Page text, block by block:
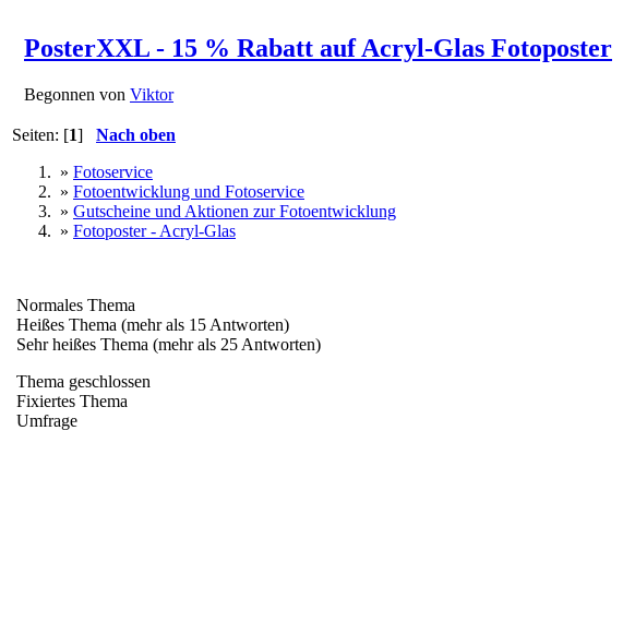
PosterXXL - 15 % Rabatt auf Acryl-Glas Fotoposter
Begonnen von Viktor
Seiten: [1] Nach oben
» Fotoservice
» Fotoentwicklung und Fotoservice
» Gutscheine und Aktionen zur Fotoentwicklung
» Fotoposter - Acryl-Glas
Normales Thema
Heißes Thema (mehr als 15 Antworten)
Sehr heißes Thema (mehr als 25 Antworten)
Thema geschlossen
Fixiertes Thema
Umfrage